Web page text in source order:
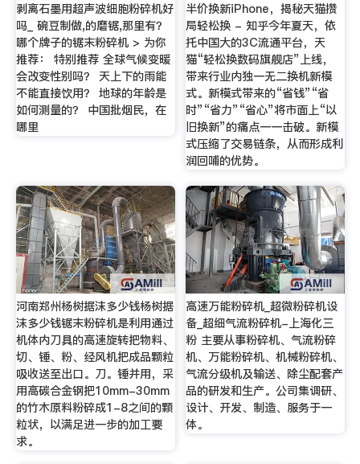
剥离石墨用超声波细胞粉碎机好
吗_ 碗豆制做,的磨锯,那里有？
哪个牌子的锯末粉碎机 > 为你
推荐： 特别推荐 全球气候变暖
会改变性别吗？ 天上下的雨能
不能直接饮用？ 地球的年龄是
如何测量的？ 中国批烟民，在
哪里
半价换新iPhone，揭秘天猫攒
局轻松换 - 知乎今年夏天，依
托中国大的3C流通平台，天
猫“轻松换数码旗舰店”上线，
带来行业内独一无二换机新模
式。新模式带来的“省钱”“省
时”“省力”“省心”将市面上“以
旧换新”的痛点一一击破。新模
式压缩了交易链条，从而形成利
润回哺的优势。
河南郑州杨树据沫多少钱杨树据
沫多少钱锯末粉碎机是利用通过
机体内刀具的高速旋转把物料、
切、锤、粉、经风机把成品颗粒
吸收送至出口。刀。锤并用，采
用高碳合金钢把10mm-30mm
的竹木原料粉碎成1-8之间的颗
粒状，以满足进一步的加工要
求。
高速万能粉碎机_超微粉碎机设
备_超细气流粉碎机-上海化三
粉 主要从事粉碎机、气流粉碎
机、万能粉碎机、机械粉碎机、
气流分级机及输送、除尘配套产
品的研发和生产。公司集调研、
设计、开发、制造、服务于一
体。